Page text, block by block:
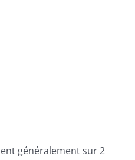
généralement sur 2